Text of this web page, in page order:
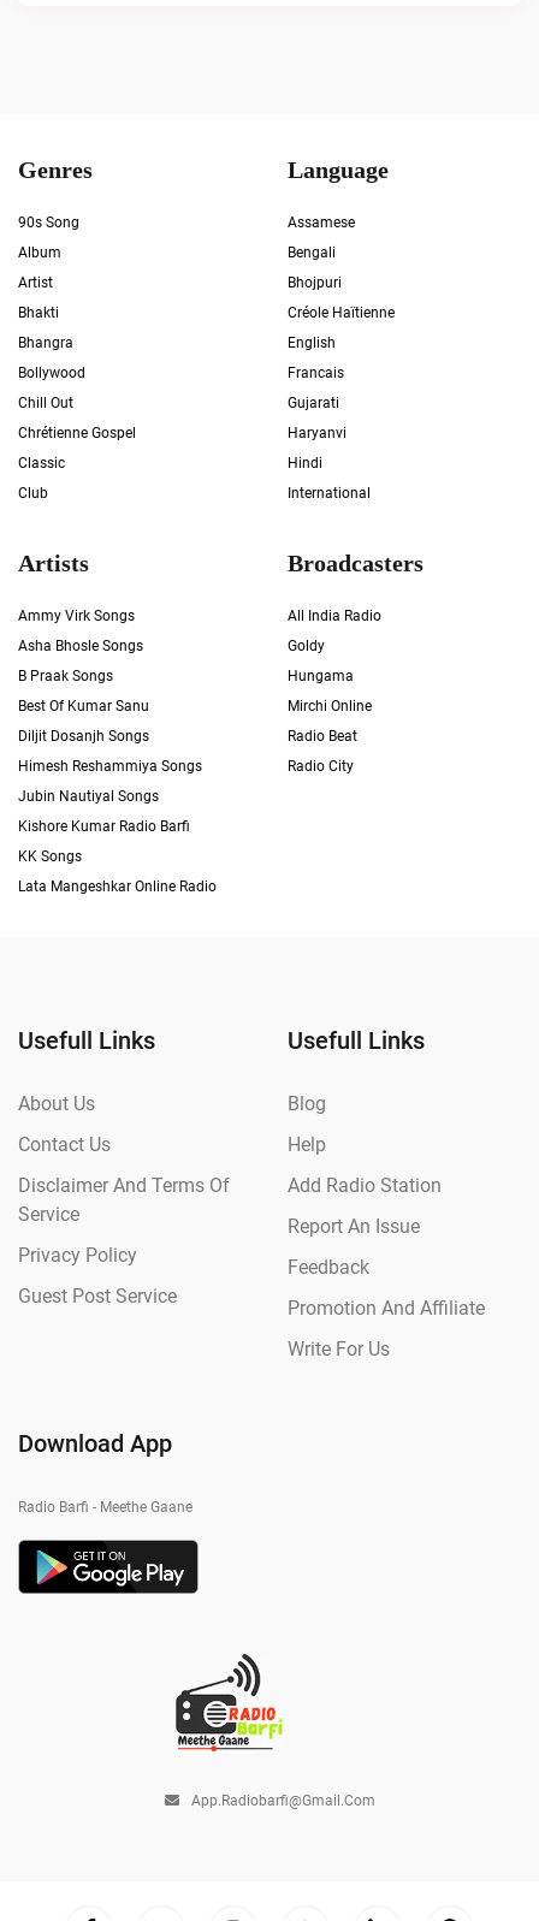
Genres
90s Song
Album
Artist
Bhakti
Bhangra
Bollywood
Chill Out
Chrétienne Gospel
Classic
Club
Language
Assamese
Bengali
Bhojpuri
Créole Haïtienne
English
Francais
Gujarati
Haryanvi
Hindi
International
Artists
Ammy Virk Songs
Asha Bhosle Songs
B Praak Songs
Best Of Kumar Sanu
Diljit Dosanjh Songs
Himesh Reshammiya Songs
Jubin Nautiyal Songs
Kishore Kumar Radio Barfi
KK Songs
Lata Mangeshkar Online Radio
Broadcasters
All India Radio
Goldy
Hungama
Mirchi Online
Radio Beat
Radio City
Usefull Links
About Us
Contact Us
Disclaimer And Terms Of
Service
Privacy Policy
Guest Post Service
Usefull Links
Blog
Help
Add Radio Station
Report An Issue
Feedback
Promotion And Affiliate
Write For Us
Download App
Radio Barfi - Meethe Gaane
App.radiobarfi@gmail.com